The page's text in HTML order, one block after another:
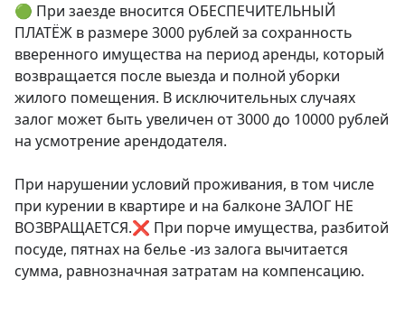
🟢 При заезде вносится ОБЕСПЕЧИТЕЛЬНЫЙ
ПЛАТЁЖ в размере 3000 рублей за сохранность
вверенного имущества на период аренды, который
возвращается после выезда и полной уборки
жилого помещения. В исключительных случаях
залог может быть увеличен от 3000 до 10000 рублей
на усмотрение арендодателя.
При нарушении условий проживания, в том числе
при курении в квартире и на балконе ЗАЛОГ НЕ
ВОЗВРАЩАЕТСЯ.❌ При порче имущества, разбитой
посуде, пятнах на белье -из залога вычитается
сумма, равнозначная затратам на компенсацию.